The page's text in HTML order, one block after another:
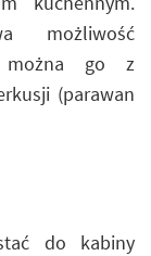
możliwość
można go z
(parawan
do kabiny